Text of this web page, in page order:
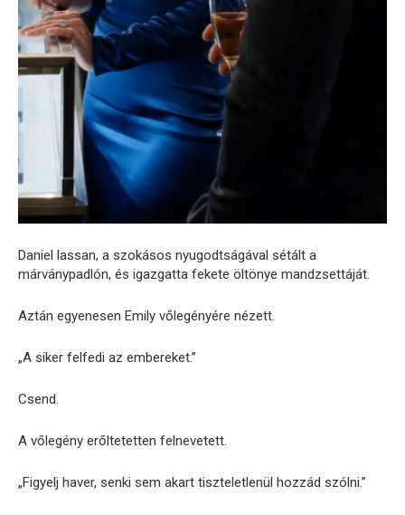
Daniel lassan, a szokásos nyugodtságával sétált a
márványpadlón, és igazgatta fekete öltönye mandzsettáját.
Aztán egyenesen Emily vőlegényére nézett.
„A siker felfedi az embereket.”
Csend.
A vőlegény erőltetetten felnevetett.
„Figyelj haver, senki sem akart tiszteletlenül hozzád szólni.”